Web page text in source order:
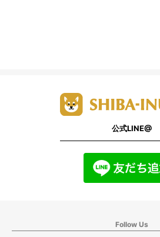
公式LINE@
Follow Us